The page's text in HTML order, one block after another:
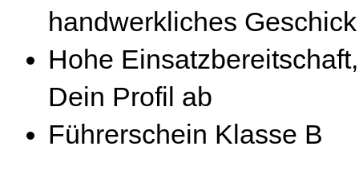
handwerkliches Geschick
Hohe
Dein Profil ab
Führerschein Klasse B